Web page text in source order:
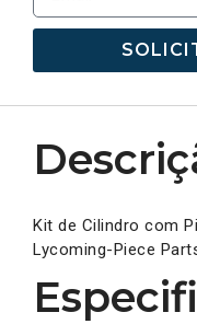
Kit de Cilindro com
Lycoming-Piece